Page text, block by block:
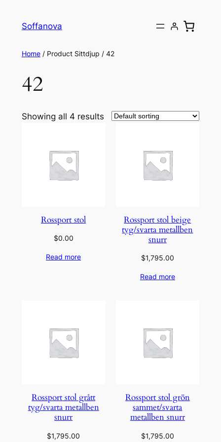
Soffanova
Home/ Product Sittdjup / 42
42
Showing all 4 results
Rossport stol
$0.00
Read more
Rossport stol beige
tyg/svarta metallben
snurr
$1,795.00
Read more
Rossport stol grått
tyg/svarta metallben
snurr
$1,795.00
Rossport stol grön
sammet/svarta
metallben snurr
$1,795.00